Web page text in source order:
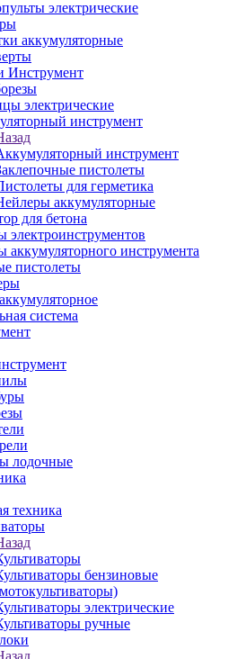
электрические
аккумуляторные
Инструмент
электрические
инструмент
инструмент
пистолеты
для герметика
аккумуляторные
для бетона
электроинструментов
аккумуляторного инструмента
пистолеты
система
лодочные
техника
бензиновые
электрические
ручные